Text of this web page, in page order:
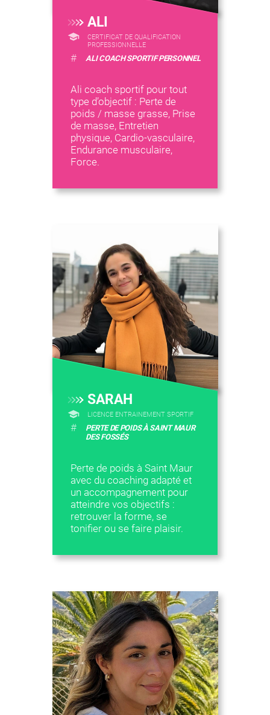
ALI
CERTIFICAT DE QUALIFICATION
PROFESSIONNELLE
# ALI COACH SPORTIF PERSONNEL
Ali coach sportif pour tout
type d’objectif : Perte de
poids / masse grasse, Prise
de masse, Entretien
physique, Cardio-vasculaire,
Endurance musculaire,
Force.
SARAH
LICENCE ENTRAINEMENT SPORTIF
#
PERTE DE POIDS À SAINT MAUR
DES FOSSÉS
Perte de poids à Saint Maur
avec du coaching adapté et
un accompagnement pour
atteindre vos objectifs :
retrouver la forme, se
tonifier ou se faire plaisir.